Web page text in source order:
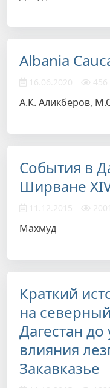
Albania
16.06.2020 456
А.К. Аликберов,
События в
Ширване
11.12.2015 2001
Махмуд
Краткий
на
Дагестан
влияния
Закавказье